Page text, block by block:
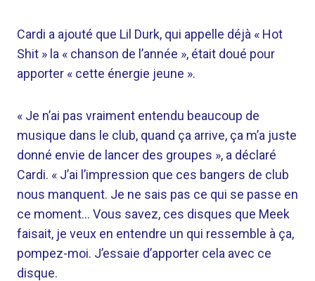
Cardi a ajouté que Lil Durk, qui appelle déjà « Hot
Shit » la « chanson de l’année », était doué pour
apporter « cette énergie jeune ».
« Je n’ai pas vraiment entendu beaucoup de
musique dans le club, quand ça arrive, ça m’a juste
donné envie de lancer des groupes », a déclaré
Cardi. « J’ai l’impression que ces bangers de club
nous manquent. Je ne sais pas ce qui se passe en
ce moment… Vous savez, ces disques que Meek
faisait, je veux en entendre un qui ressemble à ça,
pompez-moi. J’essaie d’apporter cela avec ce
disque.